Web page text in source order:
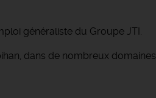
généraliste du Groupe JTI.
dans de nombreux domaines